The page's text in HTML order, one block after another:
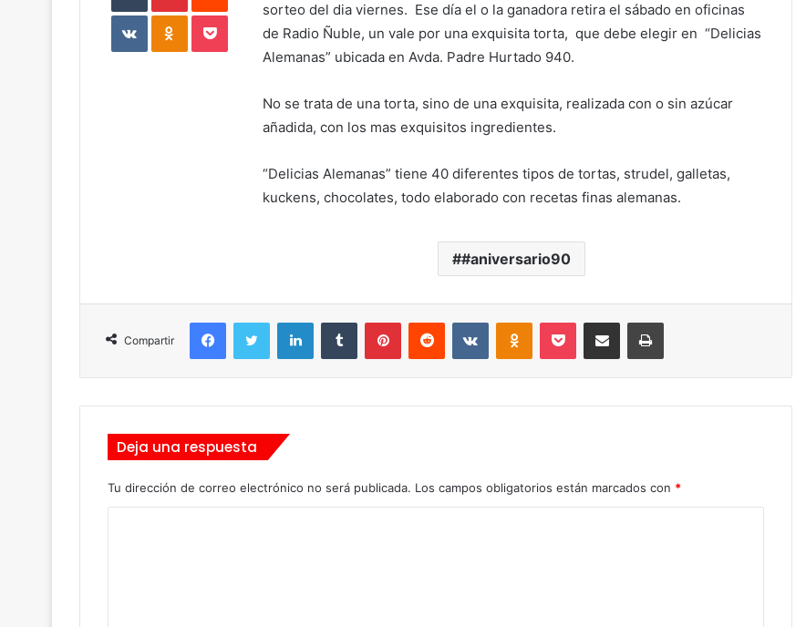
sorteo del dia viernes. Ese día el o la ganadora retira el sábado en oficinas
de Radio Ñuble, un vale por una exquisita torta, que debe elegir en “Delicias
Alemanas” ubicada en Avda. Padre Hurtado 940.
No se trata de una torta, sino de una exquisita, realizada con o sin azúcar
añadida, con los mas exquisitos ingredientes.
“Delicias Alemanas” tiene 40 diferentes tipos de tortas, strudel, galletas,
kuckens, chocolates, todo elaborado con recetas finas alemanas.
#aniversario90
VKontakte Odnoklassniki Pocket
Compartir
Deja una respuesta
Tu dirección de correo electrónico no será publicada. Los campos obligatorios están marcados con *